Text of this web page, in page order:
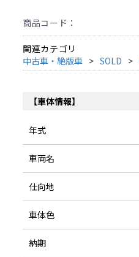
商品コード：
関連カテゴリ
中古車・絶版車
SOLD
【車体情報】
年式
車両名
仕向地
車体色
納期